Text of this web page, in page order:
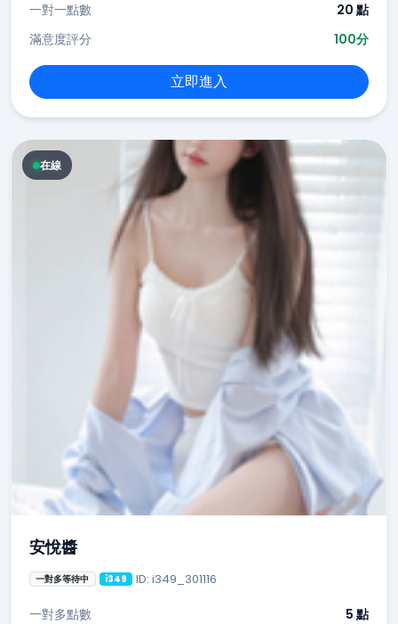
一對一點數
20 點
滿意度評分
100分
立即進入
在線
安悅醬
一對多等待中 i349 ID: i349_301116
一對多點數
5 點